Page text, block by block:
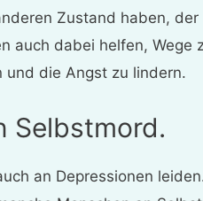
Zustand haben, der
auch dabei helfen, Wege
und die Angst zu lindern.
Selbstmord.
an Depressionen